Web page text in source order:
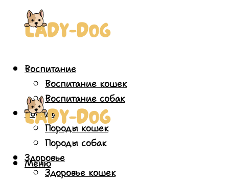
Воспитание
Воспитание кошек
Воспитание собак
Породы
Породы кошек
Породы собак
Здоровье
Здоровье кошек
Меню